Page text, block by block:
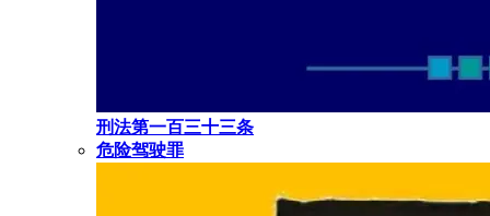
刑法第一百三十三条
危险驾驶罪